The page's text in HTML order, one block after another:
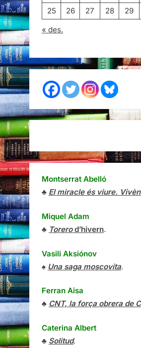
25
26 27 28 29
« des.
Montserrat Abelló
♣ El miracle és viure.
Miquel Adam
♣ Torerod’hivern.
Vasili Aksiónov
♠ Una saga moscovita.
Ferran Aisa
♣ CNT, la força obrera de
Caterina Albert
♣ Solitud.